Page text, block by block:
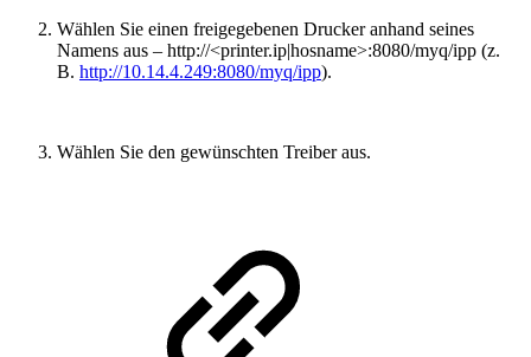
Wählen Sie einen freigegebenen Drucker anhand seines
Namens aus – http://<printer.ip|hosname>:8080/myq/ipp (z.
B. http://10.14.4.249:8080/myq/ipp).
Wählen Sie den gewünschten Treiber aus.